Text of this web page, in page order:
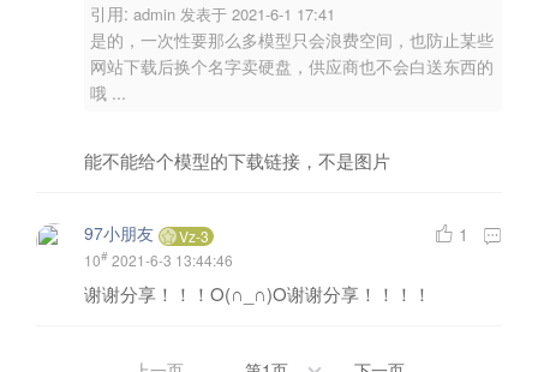
引用: admin 发表于 2021-6-1 17:41
是的，一次性要那么多模型只会浪费空间，也防止某些
网站下载后换个名字卖硬盘，供应商也不会白送东西的
哦 ...
能不能给个模型的下载链接，不是图片
97小朋友 Vz-3 1
10# 2021-6-3 13:44:46
谢谢分享！！！O(∩_∩)O谢谢分享！！！！